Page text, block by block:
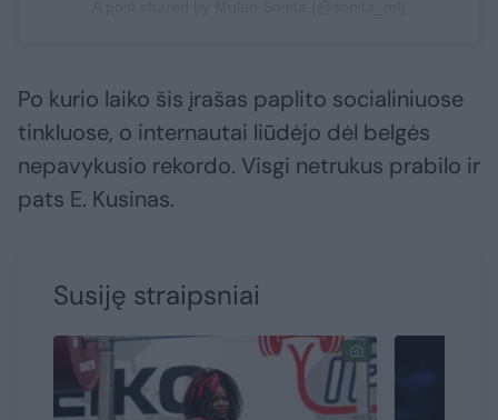
Po kurio laiko šis įrašas paplito socialiniuose
tinkluose, o internautai liūdėjo dėl belgės
nepavykusio rekordo. Visgi netrukus prabilo ir
pats E. Kusinas.
Susiję straipsniai